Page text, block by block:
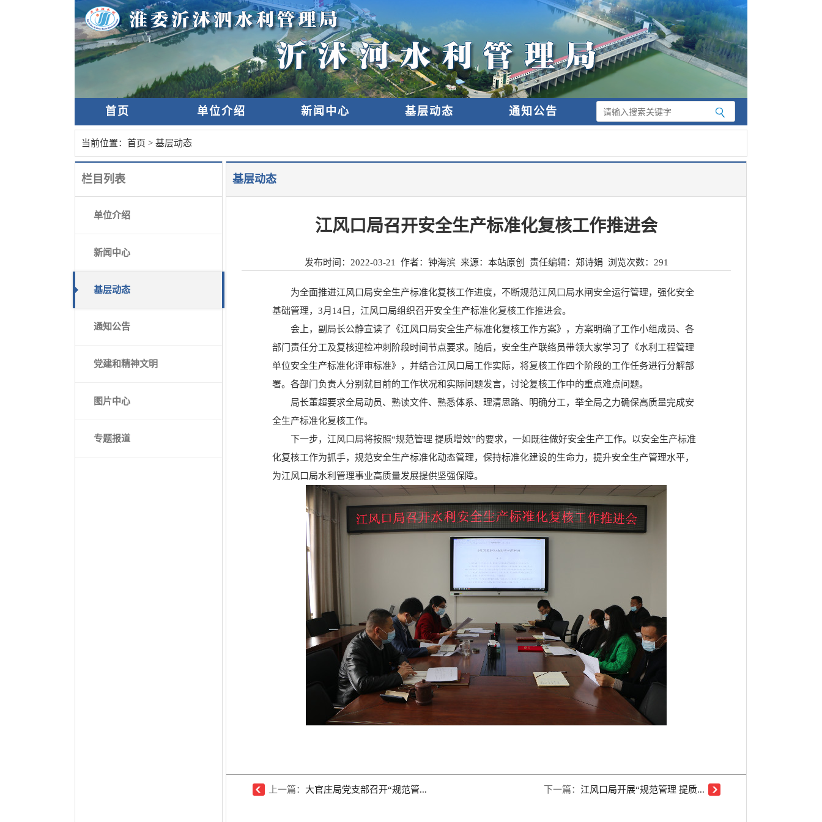
首页 单位介绍 新闻中心 基层动态 通知公告
当前位置： 首页 > 基层动态
栏目列表
单位介绍
新闻中心
基层动态
通知公告
党建和精神文明
图片中心
专题报道
基层动态
江风口局召开安全生产标准化复核工作推进会
发布时间： 2022-03-21 作者：钟海滨 来源： 本站原创 责任编辑：郑诗娟 浏览次数： 291
为全面推进江风口局安全生产标准化复核工作进度，不断规范江风口局水闸安全运行管理，强化安全
基础管理，3月14日，江风口局组织召开安全生产标准化复核工作推进会。
会上，副局长公静宣读了《江风口局安全生产标准化复核工作方案》，方案明确了工作小组成员、各
部门责任分工及复核迎检冲刺阶段时间节点要求。随后，安全生产联络员带领大家学习了《水利工程管理
单位安全生产标准化评审标准》，并结合江风口局工作实际，将复核工作四个阶段的工作任务进行分解部
署。各部门负责人分别就目前的工作状况和实际问题发言，讨论复核工作中的重点难点问题。
局长董超要求全局动员、熟读文件、熟悉体系、理清思路、明确分工，举全局之力确保高质量完成安
全生产标准化复核工作。
下一步，江风口局将按照“规范管理 提质增效”的要求，一如既往做好安全生产工作。以安全生产标准
化复核工作为抓手，规范安全生产标准化动态管理，保持标准化建设的生命力，提升安全生产管理水平，
为江风口局水利管理事业高质量发展提供坚强保障。
上一篇： 大官庄局党支部召开“规范管... 下一篇： 江风口局开展“规范管理 提质...